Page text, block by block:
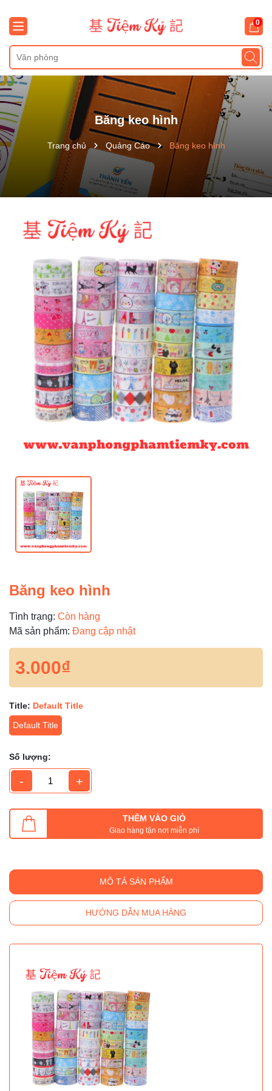
0
Băng keo hình
Trang chủ Quảng Cáo Băng keo hình
Băng keo hình
Tình trạng: Còn hàng
Mã sản phẩm: Đang cập nhật
3.000₫
Title: Default Title
Default Title
Số lượng:
- +
THÊM VÀO GIỎ
Giao hàng tận nơi miễn phí
MÔ TẢ SẢN PHẨM
HƯỚNG DẪN MUA HÀNG